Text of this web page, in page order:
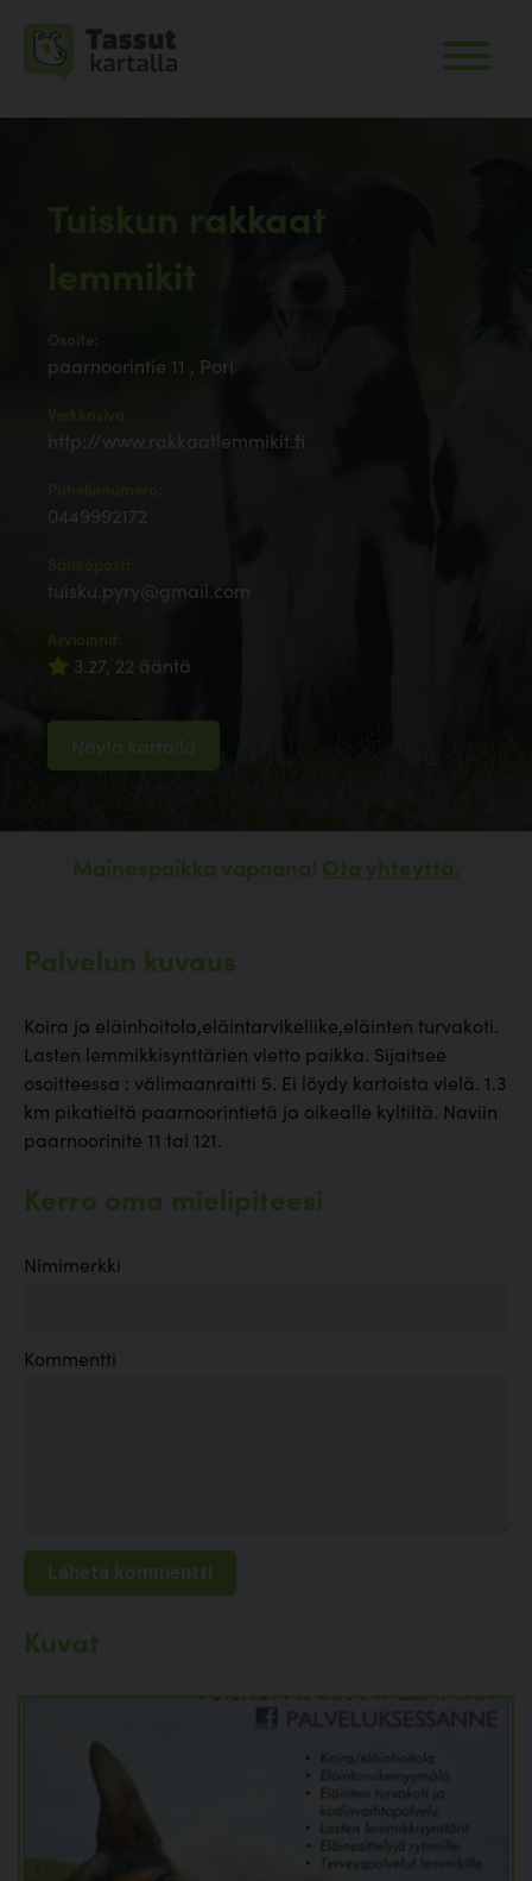
Tuiskun rakkaat
Osoite:
paarnoorintie 11 , Pori
http://www.rakkaatlemmikit.fi
0449992172
tuisku.pyry@gmail.com
3.27, 22 ääntä
Näytä kartalla
Mainospaikka vapaana! Ota yhteyttä.
Palvelun kuvaus
Koira ja eläinhoitola,eläintarvikeliike,eläinten turvakoti.
Lasten lemmikkisynttärien vietto paikka. Sijaitsee
osoitteessa : välimaanraitti 5. Ei löydy kartoista vielä. 1.3
km pikatieltä paarnoorintietä ja oikealle kyltiltä. Naviin
paarnoorinite 11 tai 121.
Kerro oma mielipiteesi
Nimimerkki
Kommentti
Kuvat